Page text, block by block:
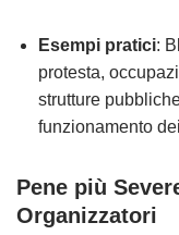
Esempi pratici:
protesta,
strutture
funzionamento
Pene più
Organizzatori